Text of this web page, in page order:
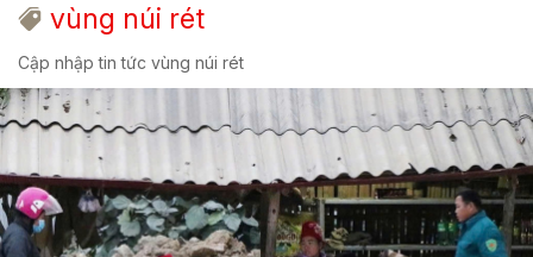
vùng núi rét
Cập nhập tin tức vùng núi rét